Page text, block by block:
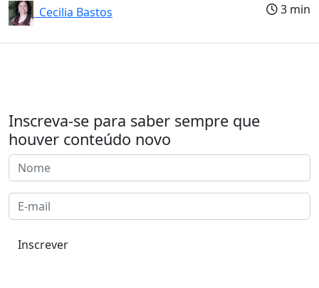
Cecilia Bastos
3 min
Inscreva-se para saber sempre que
houver conteúdo novo
Inscrever